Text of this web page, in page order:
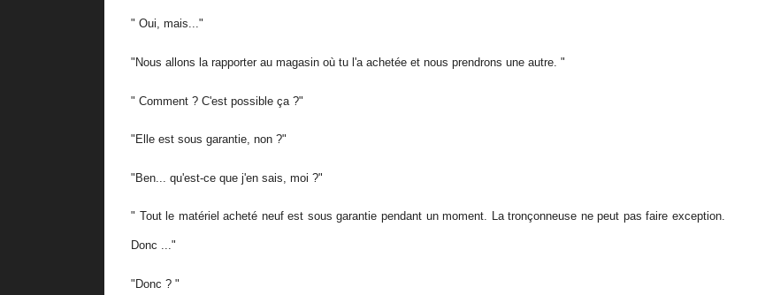
" Oui, mais..."
"Nous allons la rapporter au magasin où tu l'a achetée et nous prendrons une autre. "
" Comment ? C'est possible ça ?"
"Elle est sous garantie, non ?"
"Ben... qu'est-ce que j'en sais, moi ?"
" Tout le matériel acheté neuf est sous garantie pendant un moment. La tronçonneuse ne peut pas faire exception.
Donc ..."
"Donc ? "